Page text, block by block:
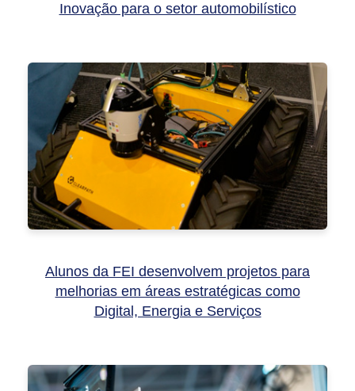
Inovação para o setor automobilístico
Alunos da FEI desenvolvem projetos para
melhorias em áreas estratégicas como
Digital, Energia e Serviços